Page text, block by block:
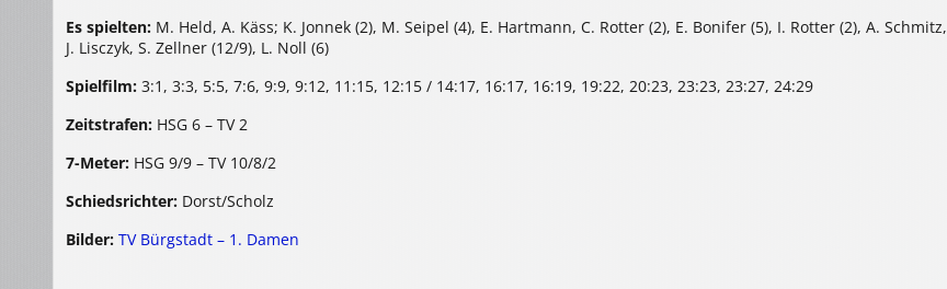
Es spielten: M. Held, A. Käss; K. Jonnek (2), M. Seipel (4), E. Hartmann, C. Rotter (2), E. Bonifer (5), I. Rotter (2), A. Schmitz,
J. Lisczyk, S. Zellner (12/9), L. Noll (6)
Spielfilm: 3:1, 3:3, 5:5, 7:6, 9:9, 9:12, 11:15, 12:15 / 14:17, 16:17, 16:19, 19:22, 20:23, 23:23, 23:27, 24:29
Zeitstrafen: HSG 6 – TV 2
7-Meter: HSG 9/9 – TV 10/8/2
Schiedsrichter: Dorst/Scholz
Bilder: TV Bürgstadt – 1. Damen